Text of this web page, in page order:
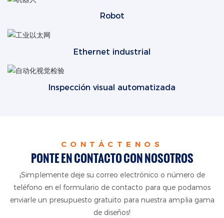
Robot
Ethernet industrial
Inspección visual automatizada
CONTÁCTENOS
PONTE EN CONTACTO CON NOSOTROS
¡Simplemente deje su correo electrónico o número de
teléfono en el formulario de contacto para que podamos
enviarle un presupuesto gratuito para nuestra amplia gama
de diseños!